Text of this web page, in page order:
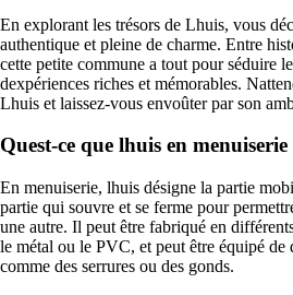
En explorant les trésors de Lhuis, vous
authentique et pleine de charme. Entre
cette petite commune a tout pour séduire
dexpériences riches et mémorables.
Lhuis et laissez-vous envoûter par son
Quest-ce que lhuis en menuiserie
En menuiserie, lhuis désigne la partie
partie qui souvre et se ferme pour
une autre. Il peut être fabriqué en
le métal ou le PVC, et peut être équipé de
comme des serrures ou des gonds.